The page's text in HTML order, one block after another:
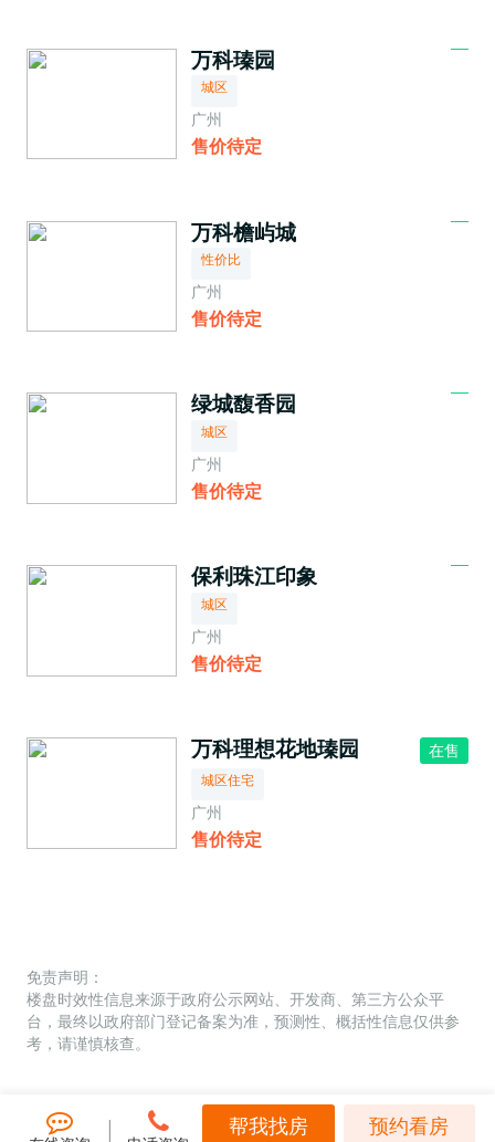
万科瑧园
城区
广州
售价待定
万科檐屿城
性价比
广州
售价待定
绿城馥香园
城区
广州
售价待定
保利珠江印象
城区
广州
售价待定
万科理想花地瑧园 在售
城区住宅
广州
售价待定
免责声明：
楼盘时效性信息来源于政府公示网站、开发商、第三方公众平
台，最终以政府部门登记备案为准，预测性、概括性信息仅供参
考，请谨慎核查。
帮我找房 预约看房